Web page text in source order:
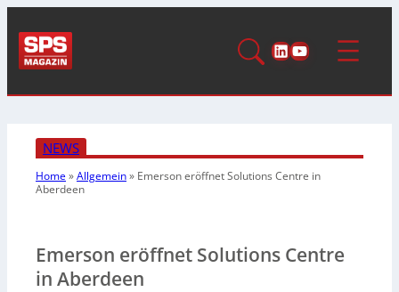
LinkedIn
YouTube
NEWS
Home»Allgemein» Emerson eröffnet Solutions Centre in
Aberdeen
Emerson eröffnet Solutions Centre
in Aberdeen